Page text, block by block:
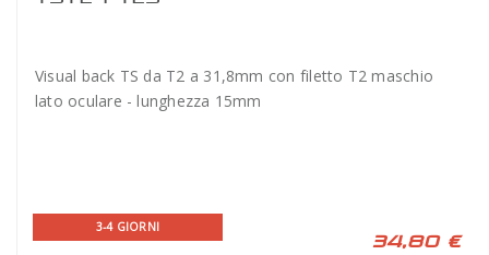
Visual back TS da T2 a 31,8mm con filetto T2 maschio
lato oculare - lunghezza 15mm
3-4 GIORNI
34,80 €